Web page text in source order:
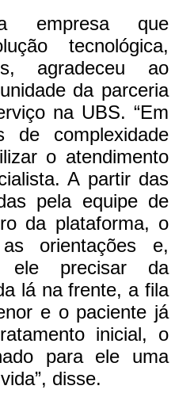
empresa que
tecnológica,
agradeceu ao
da parceria
na UBS. “Em
de complexidade
o atendimento
A partir das
pela equipe de
da plataforma, o
orientações e,
ele precisar da
lá na frente, a fila
e o paciente já
inicial, o
para ele uma
disse.